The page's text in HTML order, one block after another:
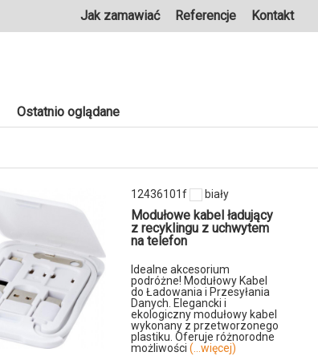
Jak zamawiać Referencje Kontakt
Ostatnio oglądane
12436101f biały
Modułowe kabel ładujący
z recyklingu z uchwytem
na telefon
Idealne akcesorium
podróżne! Modułowy Kabel
do Ładowania i Przesyłania
Danych. Elegancki i
ekologiczny modułowy kabel
wykonany z przetworzonego
plastiku. Oferuje różnorodne
możliwości (...więcej)